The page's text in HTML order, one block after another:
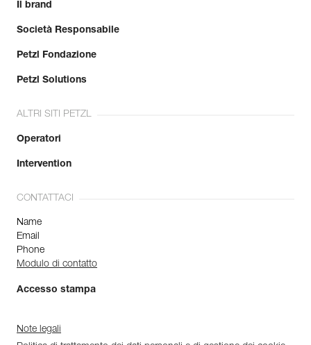
Il brand
Società Responsabile
Petzl Fondazione
Petzl Solutions
ALTRI SITI PETZL
Operatori
Intervention
CONTATTACI
Name
Email
Phone
Modulo di contatto
Accesso stampa
Note legali